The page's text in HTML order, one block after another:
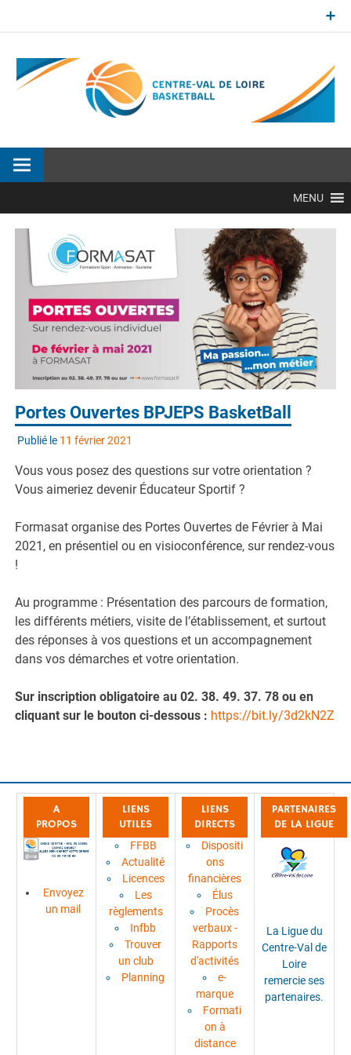
MENU
Portes Ouvertes BPJEPS BasketBall
Publié le 11 février 2021
Vous vous posez des questions sur votre orientation ?
Vous aimeriez devenir Éducateur Sportif ?
Formasat organise des Portes Ouvertes de Février à Mai
2021, en présentiel ou en visioconférence, sur rendez-vous
!
Au programme : Présentation des parcours de formation,
les différents métiers, visite de l’établissement, et surtout
des réponses à vos questions et un accompagnement
dans vos démarches et votre orientation.
Sur inscription obligatoire au 02. 38. 49. 37. 78 ou en
cliquant sur le bouton ci-dessous : https://bit.ly/3d2kN2Z
A
PROPOS
Envoyez
un mail
LIENS
UTILES
FFBB
Actualité
Licences
Les
règlements
Infbb
Trouver
un club
Planning
LIENS
DIRECTS
Dispositi
ons
financières
Élus
Procès
verbaux -
Rapports
d'activités
e-
marque
Formati
on à
distance
PARTENAIRES
DE LA LIGUE
La Ligue du
Centre-Val de
Loire
remercie ses
partenaires.